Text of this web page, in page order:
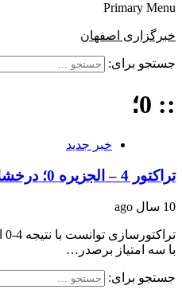
Primary Menu
خبرگزاری اصفهان
جستجو برای:
:: 0؛
خبر جدید
تراکتور 4 – الجزیره 0؛ درخشان و مهار نشدنی ::
10 سال ago
با سه امتیاز برصدر…
جستجو برای: